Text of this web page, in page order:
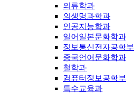
의류학과
의생명과학과
인공지능학과
일어일본문화학과
정보통신전자공학부
중국언어문화학과
철학과
컴퓨터정보공학부
특수교육과